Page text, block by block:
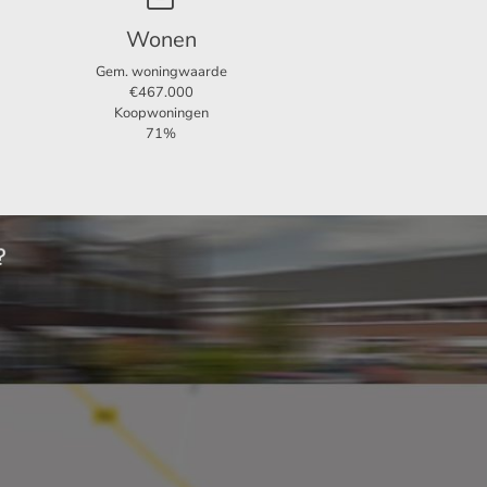
Wonen
Gem. woningwaarde
€467.000
Koopwoningen
71%